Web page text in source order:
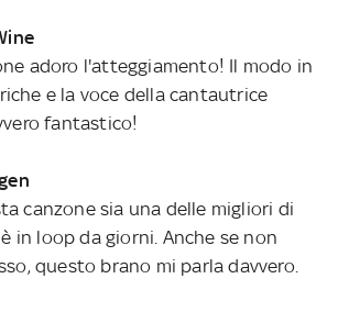
adoro l'atteggiamento! Il modo in
e la voce della cantautrice
fantastico!
canzone sia una delle migliori di
in loop da giorni. Anche se non
questo brano mi parla davvero.